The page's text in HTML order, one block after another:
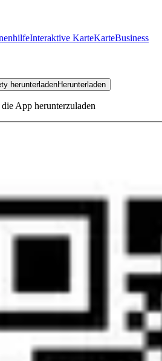
Interaktive KarteKarteBusiness
herunterladenHerunterladen
App herunterzuladen